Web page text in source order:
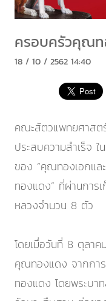
ครอบครัวคุณ
18 / 10 / 2562 14:40
คณะสัตวแพทยศาสต
ประสบความสำเร็จ
ของ “คุณทองเอกแ
ทองแดง” ที่ผ่านการ
หลวงจำนวน 8 ตัว
โดยเมื่อวันที่ 8 ตุลาค
คุณทองแดง จากกา
ทองแดง โดยพระบา